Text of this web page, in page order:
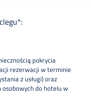
pokrycia
rezerwacji w terminie
z usługi) oraz
osobowych do hotelu w